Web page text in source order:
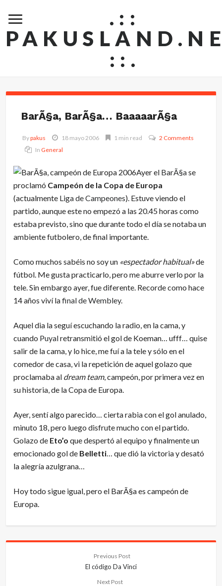
.::
::.
BarÃ§a, BarÃ§a… BaaaaarÃ§a
Bypakus 18 mayo 2006 1 min read
2 Comments
In General
Ayer el BarÃ§ase
proclamó Campeón de la Copa de Europa
(actualmente Liga de Campeones). Estuve viendo el
partido, aunque este no empezó a las 20.45 horas como
estaba previsto, sino que durante todo el día se notaba un
ambiente futbolero, de final importante.
Como muchos sabéis no soy un «espectador habitual»de
fútbol. Me gusta practicarlo, pero me aburre verlo por la
tele. Sin embargo ayer, fue diferente. Recorde como hace
14 años viví lafinal de Wembley.
Aquel dia la seguí escuchando la radio, en la cama, y
cuando Puyalretransmitió el gol de Koeman… ufff… quise
salir de la cama, y lo hice, me fuí a la tele y sólo en el
comedor de casa, vi la repetición de aquel golazo que
proclamaba al dream team, campeón, por primera vez en
su historia, de la Copa de Europa.
Ayer, sentí algo parecido… cierta rabia con el gol anulado,
minuto 18, pero luego disfrute mucho con el partido.
Golazo de Eto’o que despertó al equipo y finalmente un
emocionado gol de Belletti… que dió la victoria y desató
la alegría azulgrana…
Hoy todo sigue igual, pero el BarÃ§a es campeón de
Europa.
Previous Post
El código Da Vinci
Next Post